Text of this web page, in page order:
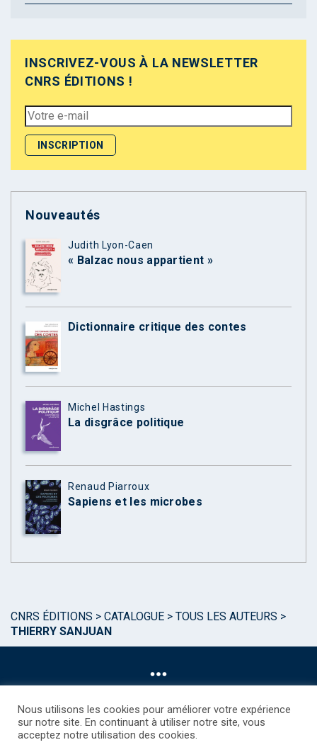
INSCRIVEZ-VOUS À LA NEWSLETTER
CNRS ÉDITIONS !
Nouveautés
Judith Lyon-Caen
« Balzac nous appartient »
Dictionnaire critique des contes
Michel Hastings
La disgrâce politique
Renaud Piarroux
Sapiens et les microbes
CNRS ÉDITIONS > CATALOGUE > TOUS LES AUTEURS >
THIERRY SANJUAN
©CNRS EDITIONS 2025
Nous utilisons les cookies pour améliorer votre expérience
sur notre site. En continuant à utiliser notre site, vous
acceptez notre utilisation des cookies.